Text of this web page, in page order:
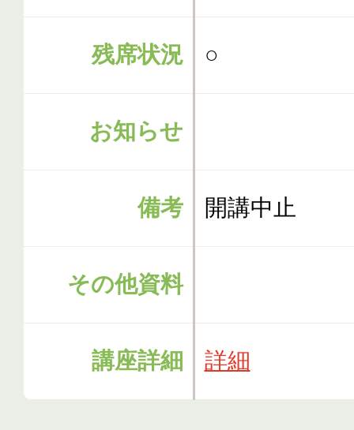
残席状況 ○
お知らせ
備考 開講中止
その他資料
講座詳細 詳細